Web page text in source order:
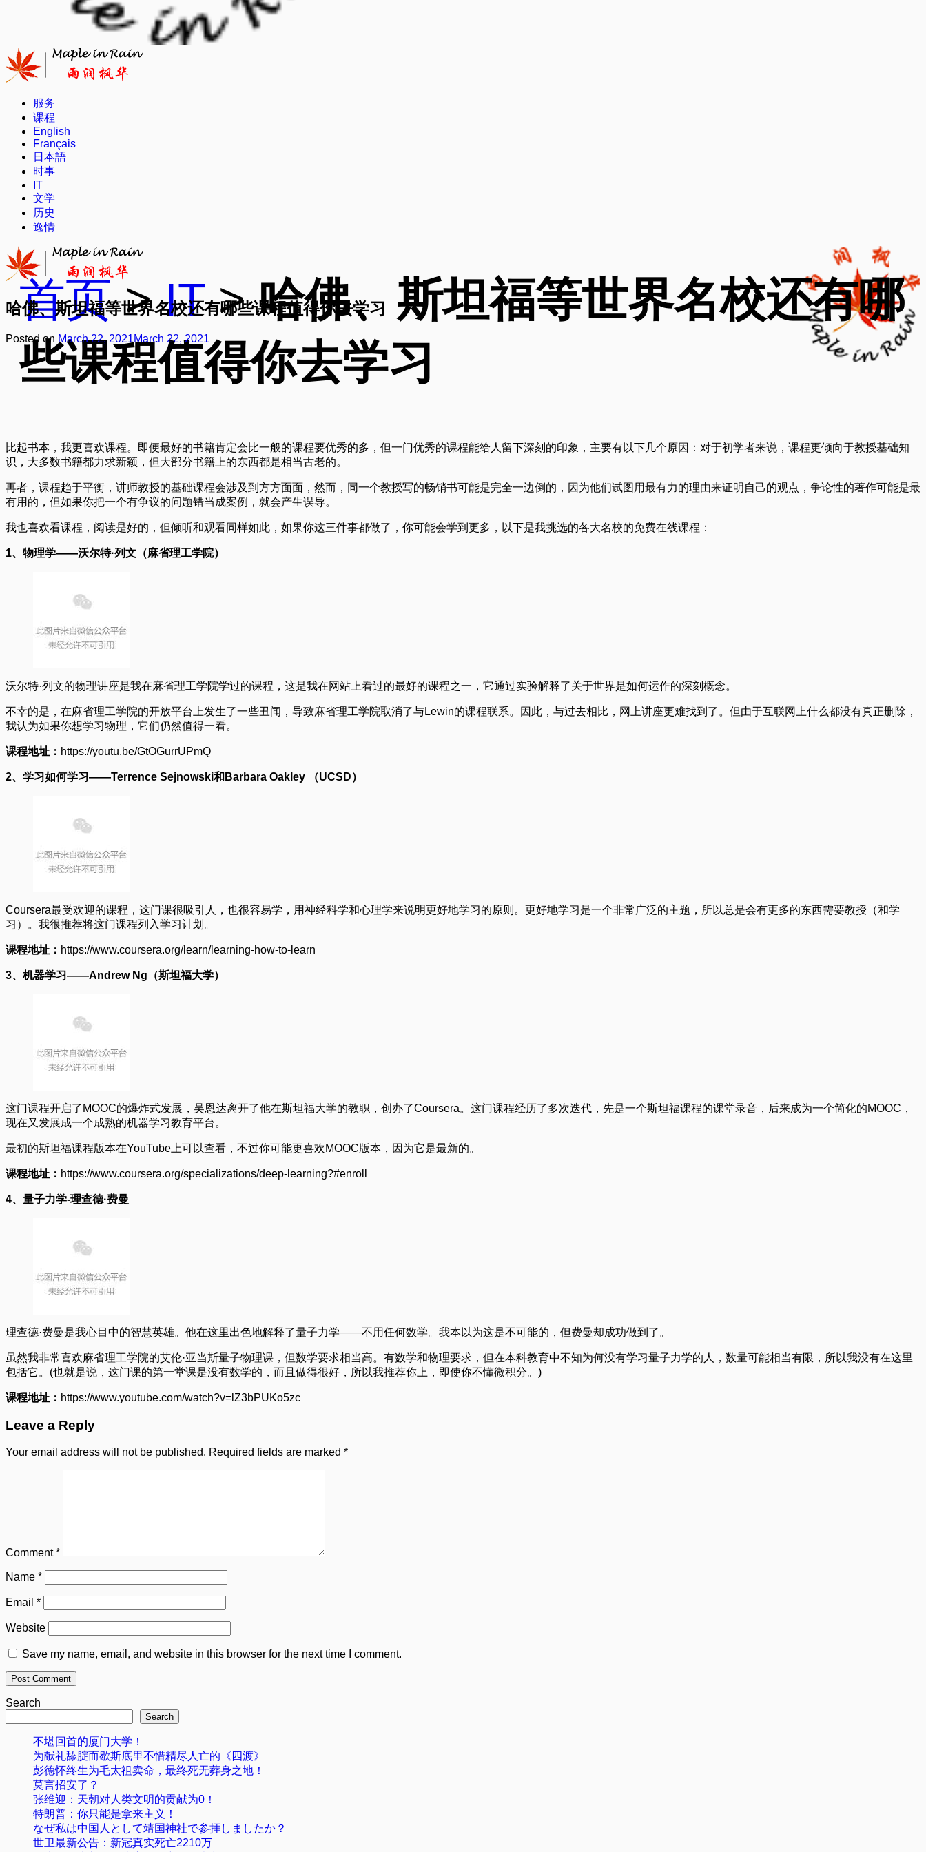
服务
课程
English
Français
日本語
时事
IT
文学
历史
逸情
首页>IT>哈佛、斯坦福等世界名校还有哪
些课程值得你去学习
哈佛、斯坦福等世界名校还有哪些课程值得你去学习
Posted on March 22, 2021March 22, 2021
比起书本，我更喜欢课程。即便最好的书籍肯定会比一般的课程要优秀的多，但一门优秀的课程能给人留下深刻的印象，主要有以下几个原因：对于初学者来说，课程更倾向于教授基础知
识，大多数书籍都力求新颖，但大部分书籍上的东西都是相当古老的。
再者，课程趋于平衡，讲师教授的基础课程会涉及到方方面面，然而，同一个教授写的畅销书可能是完全一边倒的，因为他们试图用最有力的理由来证明自己的观点，争论性的著作可能是最
有用的，但如果你把一个有争议的问题错当成案例，就会产生误导。
我也喜欢看课程，阅读是好的，但倾听和观看同样如此，如果你这三件事都做了，你可能会学到更多，以下是我挑选的各大名校的免费在线课程：
1、物理学——沃尔特·列文（麻省理工学院）
沃尔特·列文的物理讲座是我在麻省理工学院学过的课程，这是我在网站上看过的最好的课程之一，它通过实验解释了关于世界是如何运作的深刻概念。
不幸的是，在麻省理工学院的开放平台上发生了一些丑闻，导致麻省理工学院取消了与Lewin的课程联系。因此，与过去相比，网上讲座更难找到了。但由于互联网上什么都没有真正删除，
我认为如果你想学习物理，它们仍然值得一看。
课程地址： https://youtu.be/GtOGurrUPmQ
2、学习如何学习——Terrence Sejnowski和Barbara Oakley （UCSD）
Coursera最受欢迎的课程，这门课很吸引人，也很容易学，用神经科学和心理学来说明更好地学习的原则。更好地学习是一个非常广泛的主题，所以总是会有更多的东西需要教授（和学
习）。我很推荐将这门课程列入学习计划。
课程地址： https://www.coursera.org/learn/learning-how-to-learn
3、机器学习——Andrew Ng（斯坦福大学）
这门课程开启了MOOC的爆炸式发展，吴恩达离开了他在斯坦福大学的教职，创办了Coursera。这门课程经历了多次迭代，先是一个斯坦福课程的课堂录音，后来成为一个简化的MOOC，
现在又发展成一个成熟的机器学习教育平台。
最初的斯坦福课程版本在YouTube上可以查看，不过你可能更喜欢MOOC版本，因为它是最新的。
课程地址： https://www.coursera.org/specializations/deep-learning?#enroll
4、量子力学-理查德·费曼
理查德·费曼是我心目中的智慧英雄。他在这里出色地解释了量子力学——不用任何数学。我本以为这是不可能的，但费曼却成功做到了。
虽然我非常喜欢麻省理工学院的艾伦·亚当斯量子物理课，但数学要求相当高。有数学和物理要求，但在本科教育中不知为何没有学习量子力学的人，数量可能相当有限，所以我没有在这里
包括它。(也就是说，这门课的第一堂课是没有数学的，而且做得很好，所以我推荐你上，即使你不懂微积分。)
课程地址： https://www.youtube.com/watch?v=lZ3bPUKo5zc
Leave a Reply
Your email address will not be published. Required fields are marked *
Comment*
Name *
Email *
Website
Save my name, email, and website in this browser for the next time I comment.
Search
Search
不堪回首的厦门大学！
为献礼舔腚而歇斯底里不惜精尽人亡的《四渡》
彭德怀终生为毛太祖卖命，最终死无葬身之地！
莫言招安了？
张维迎：天朝对人类文明的贡献为0！
特朗普：你只能是拿来主义！
なぜ私は中国人として靖国神社で参拝しましたか？
世卫最新公告：新冠真实死亡2210万